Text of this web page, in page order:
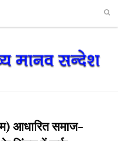
आधारित समाज-